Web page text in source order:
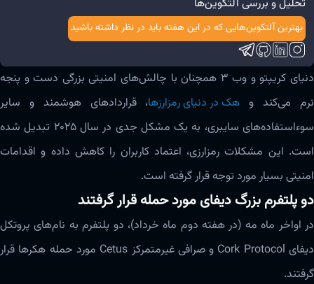
تحلیل و بررسی آلتکوین‌ها
بهترین آلتکوین‌هایی که در این هفته باید در نظر داشته باشید
دنیای کریپتو و وب ۳ همچنان با چالش‌های امنیتی بزرگی دست و پنجه
نرم می‌کند و هک در دنیای رمزارزها، قراردادهای هوشمند و سایر
سوءاستفاده‌های سایبری، به یک مشکل جدی در سال ۲۰۲۵ تبدیل شده
است. این مشکلات رمزارزی، اعتماد کاربران را کاهش داده و اقدامات
امنیتی بسیار مورد توجه قرار گرفته است.
دو پلتفرم بزرگ دیفای مورد حمله قرار گرفتند
در اواخر ماه مه (در هفته دوم ماه خرداد)، دو پلتفرم به نام‌های پروتکل
دیفای Cork Protocol و صرافی غیرمتمرکز Cetus مورد حمله هکرها قرار
گرفتند.